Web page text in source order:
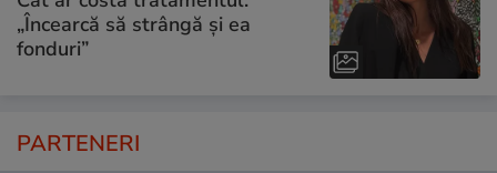
„Încearcă să strângă și ea
fonduri”
PARTENERI